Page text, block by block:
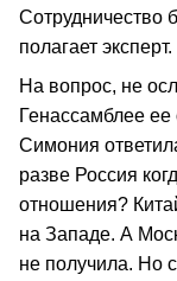
Сотрудничество
полагает эксперт.
На вопрос, не
Генассамблее
Симония
разве Россия
отношения?
на Западе. А
не получила. Но